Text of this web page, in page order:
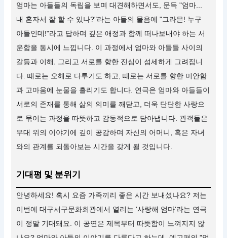
엄마는 아들들의 독립을 보며 대견해하면서도, 문득 "엄마...
내 혼자서 잘 할 수 있나?"라는 아들의 물음에 "그라믄! 누구
아들인데!"라고 답하며 깊은 애정과 함께 떠나보내야 하는 서
운함을 동시에 느낍니다. 이 과정에서 엄마와 아들들 사이의
갈등과 이해, 그리고 서로를 향한 진심이 섬세하게 그려집니
다. 때로는 오해로 다투기도 하고, 때로는 서로를 향한 미안함
과 고마움에 눈물을 흘리기도 합니다. 연극은 엄마와 아들들이
서로의 존재를 통해 삶의 의미를 깨닫고, 더욱 단단한 사랑으
로 묶이는 과정을 따뜻하고 감동적으로 담아냅니다. 관객들은
무대 위의 이야기에 깊이 공감하며 자신의 어머니, 혹은 자녀
와의 관계를 되돌아보는 시간을 갖게 될 것입니다.
기대평 및 분위기
안녕하세요! 혹시 요즘 가족끼리 좋은 시간 보내셨나요? 저는
이번에 대구서구문화회관에서 열리는 '사랑해 엄마'라는 연극
이 정말 기대돼요. 이 공연은 제목부터 따뜻함이 느껴지지 않